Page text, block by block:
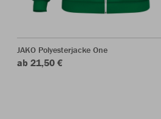
JAKO Polyesterjacke One
ab 21,50 €